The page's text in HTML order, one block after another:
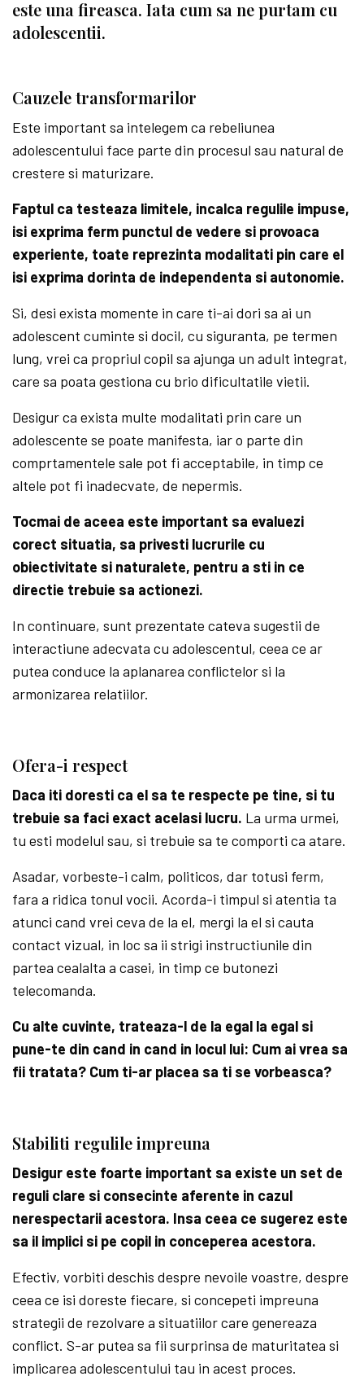
este una fireasca. Iata cum sa ne purtam cu
adolescentii.
Cauzele transformarilor
Este important sa intelegem ca rebeliunea
adolescentului face parte din procesul sau natural de
crestere si maturizare.
Faptul ca testeaza limitele, incalca regulile impuse,
isi exprima ferm punctul de vedere si provoaca
experiente, toate reprezinta modalitati pin care el
isi exprima dorinta de independenta si autonomie.
Si, desi exista momente in care ti-ai dori sa ai un
adolescent cuminte si docil, cu siguranta, pe termen
lung, vrei ca propriul copil sa ajunga un adult integrat,
care sa poata gestiona cu brio dificultatile vietii.
Desigur ca exista multe modalitati prin care un
adolescente se poate manifesta, iar o parte din
comprtamentele sale pot fi acceptabile, in timp ce
altele pot fi inadecvate, de nepermis.
Tocmai de aceea este important sa evaluezi
corect situatia, sa privesti lucrurile cu
obiectivitate si naturalete, pentru a sti in ce
directie trebuie sa actionezi.
In continuare, sunt prezentate cateva sugestii de
interactiune adecvata cu adolescentul, ceea ce ar
putea conduce la aplanarea conflictelor si la
armonizarea relatiilor.
Ofera-i respect
Daca iti doresti ca el sa te respecte pe tine, si tu
trebuie sa faci exact acelasi lucru. La urma urmei,
tu esti modelul sau, si trebuie sa te comporti ca atare.
Asadar, vorbeste-i calm, politicos, dar totusi ferm,
fara a ridica tonul vocii. Acorda-i timpul si atentia ta
atunci cand vrei ceva de la el, mergi la el si cauta
contact vizual, in loc sa ii strigi instructiunile din
partea cealalta a casei, in timp ce butonezi
telecomanda.
Cu alte cuvinte, trateaza-l de la egal la egal si
pune-te din cand in cand in locul lui: Cum ai vrea sa
fii tratata? Cum ti-ar placea sa ti se vorbeasca?
Stabiliti regulile impreuna
Desigur este foarte important sa existe un set de
reguli clare si consecinte aferente in cazul
nerespectarii acestora. Insa ceea ce sugerez este
sa il implici si pe copil in conceperea acestora.
Efectiv, vorbiti deschis despre nevoile voastre, despre
ceea ce isi doreste fiecare, si concepeti impreuna
strategii de rezolvare a situatiilor care genereaza
conflict. S-ar putea sa fii surprinsa de maturitatea si
implicarea adolescentului tau in acest proces.